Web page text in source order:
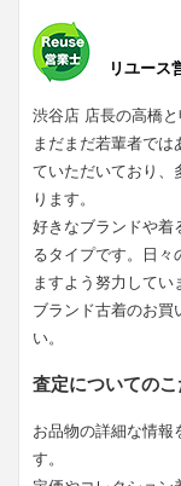
リユース
渋谷店 店長の高橋と
まだまだ若輩者で
ていただいており、
ります。
好きなブランドや着
るタイプです。日々
ますよう努力してい
ブランド古着のお買
い。
査定についての
お品物の詳細な情報
す。